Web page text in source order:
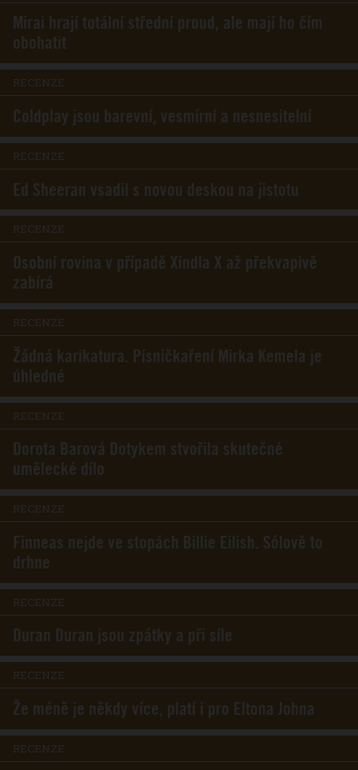
Mirai hrají totální střední proud, ale mají ho čím
obohatit
RECENZE
Coldplay jsou barevní, vesmírní a nesnesitelní
RECENZE
Ed Sheeran vsadil s novou deskou na jistotu
RECENZE
Osobní rovina v případě Xindla X až překvapivě
zabírá
RECENZE
Žádná karikatura. Písničkaření Mirka Kemela je
úhledné
RECENZE
Dorota Barová Dotykem stvořila skutečné
umělecké dílo
RECENZE
Finneas nejde ve stopách Billie Eilish. Sólově to
drhne
RECENZE
Duran Duran jsou zpátky a při síle
RECENZE
Že méně je někdy více, platí i pro Eltona Johna
RECENZE